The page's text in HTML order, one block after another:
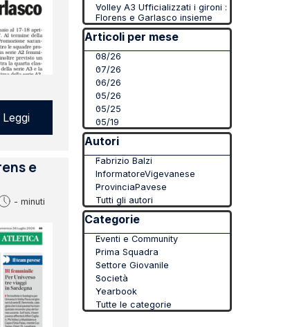
Leggi
e
- minuti
Volley A3 Ufficializzati i gironi :
Florens e Garlasco insieme
Salta blocco Articoli per mese
Articoli per mese
08/26
07/26
06/26
05/26
05/25
05/19
Salta blocco Autori
Autori
Fabrizio Balzi
InformatoreVigevanese
ProvinciaPavese
Tutti gli autori
Salta blocco Categorie
Categorie
Eventi e Community
Prima Squadra
Settore Giovanile
Società
Yearbook
Tutte le categorie